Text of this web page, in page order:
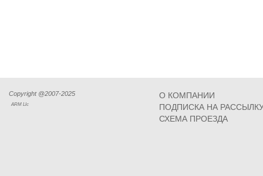
Copyright @2007-2025
ARM Llc
О КОМПАНИИ
ПОДПИСКА НА
СХЕМА ПРОЕЗДА